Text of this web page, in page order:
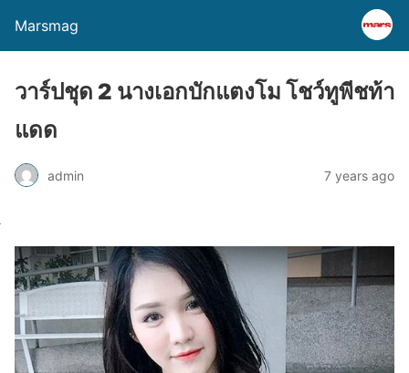
Marsmag
วาร์ปชุด 2 นางเอกบักแตงโม โชว์ทูพีชท้า
แดด
admin 7 years ago